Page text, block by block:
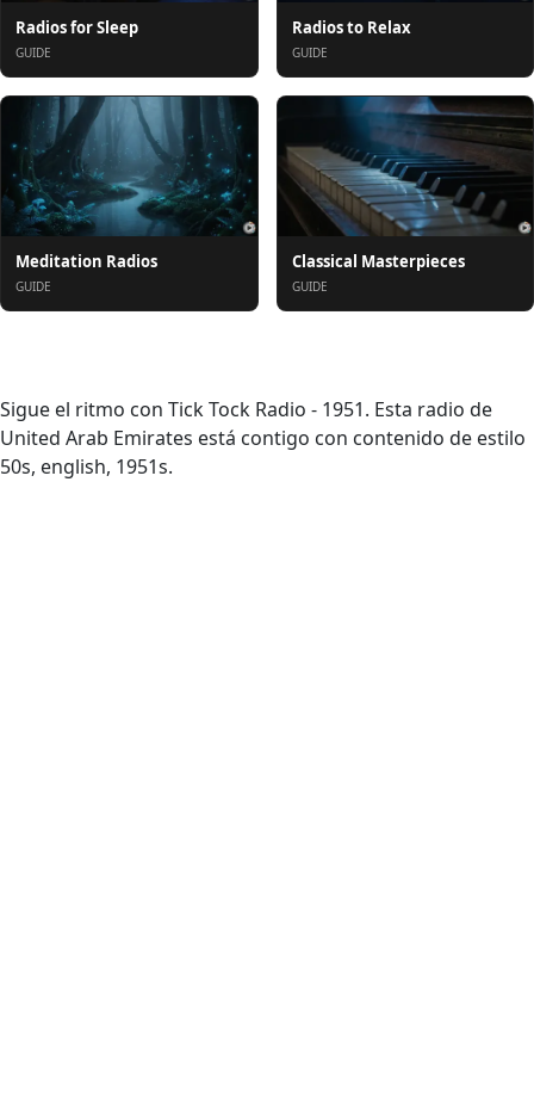
Radios for Sleep
GUIDE
Radios to Relax
GUIDE
Meditation Radios
GUIDE
Classical Masterpieces
GUIDE
Sigue el ritmo con Tick Tock Radio - 1951. Esta radio de
United Arab Emirates está contigo con contenido de estilo
50s, english, 1951s.